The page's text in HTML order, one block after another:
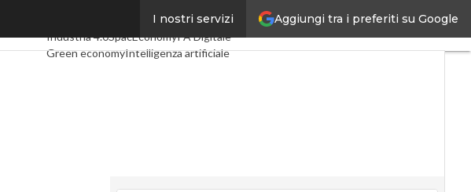
Aggiungi tra i preferiti su Google
I nostri servizi
Digital EconomyTelco
Industria 4.0SpacEconomyPA Digitale
Green economyIntelligenza artificiale